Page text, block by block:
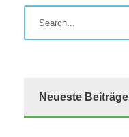
Neueste Beiträge